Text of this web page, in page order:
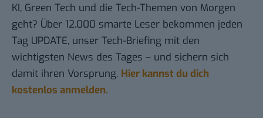
KI, Green Tech und die Tech-Themen von Morgen
geht? Über 12.000 smarte Leser bekommen jeden
Tag UPDATE, unser Tech-Briefing mit den
wichtigsten News des Tages – und sichern sich
damit ihren Vorsprung. Hier kannst du dich
kostenlos anmelden.